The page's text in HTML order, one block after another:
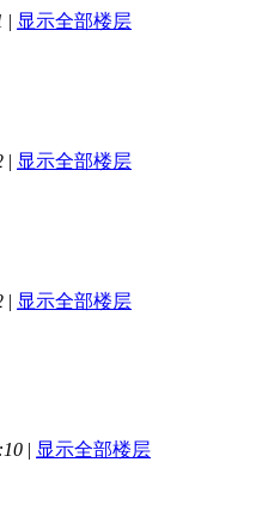
| 显示全部楼层
| 显示全部楼层
| 显示全部楼层
| 显示全部楼层